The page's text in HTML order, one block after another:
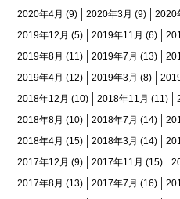
2020年4月 (9) 2020年3月 (9) 2020
2019年12月 (5) 2019年11月 (6)
2019年8月 (11) 2019年7月 (13)
2019年4月 (12) 2019年3月 (8)
2018年12月 (10) 2018年11月 (11)
2018年8月 (10) 2018年7月 (14)
2018年4月 (15) 2018年3月 (14)
2017年12月 (9) 2017年11月 (15)
2017年8月 (13) 2017年7月 (16)